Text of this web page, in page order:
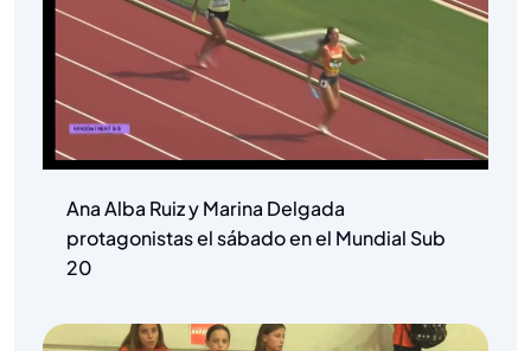
Ana Alba Ruiz y Marina Delgada
protagonistas el sábado en el Mundial Sub
20